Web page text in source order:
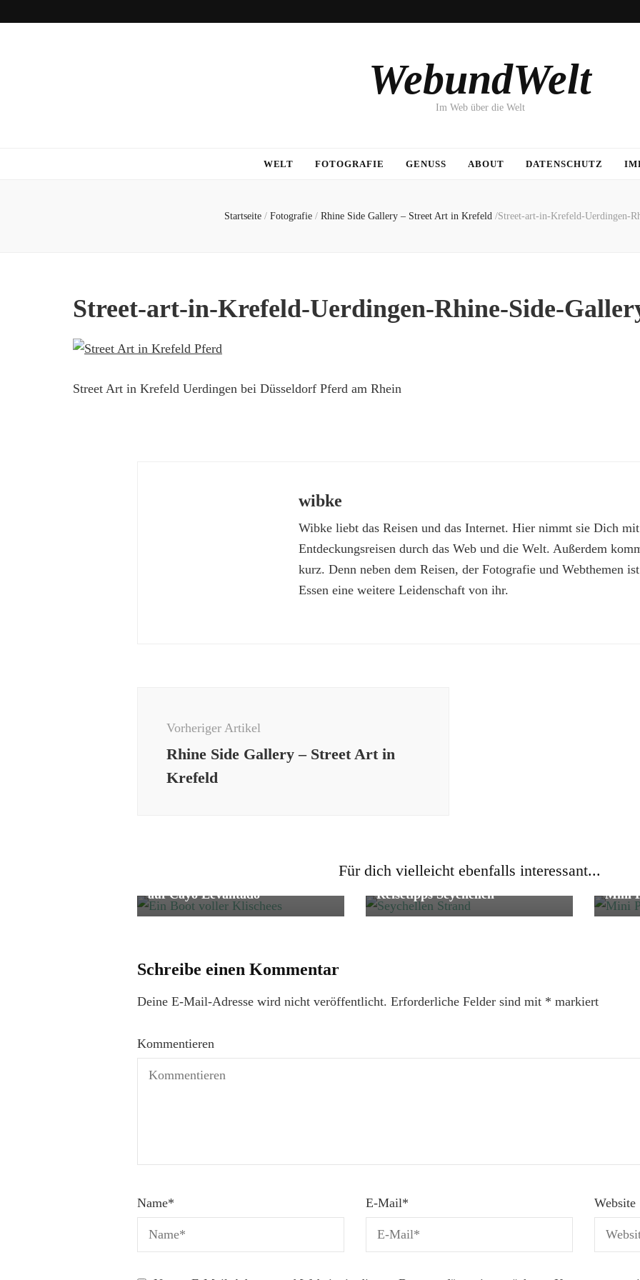
WebundWelt
Im Web über die Welt
WELT FOTOGRAFIE GENUSS ABOUT DATENSCHUTZ
Startseite / Fotografie / Rhine Side Gallery – Street Art in Krefeld /Street-art-in-Krefeld-Uerdingen-
Street-art-in-Krefeld-Uerdingen-Rhine-Side-
Street Art in Krefeld Uerdingen bei Düsseldorf Pferd am Rhein
wibke
Wibke liebt das Reisen und das Internet. Hier nimmt sie Dich
Entdeckungsreisen durch das Web und die Welt. Außerdem
kurz. Denn neben dem Reisen, der Fotografie und Webthemen
Essen eine weitere Leidenschaft von ihr.
Vorheriger Artikel
Rhine Side Gallery – Street Art in
Krefeld
Für dich vielleicht ebenfalls interessant...
auf Cayo Levantado
Fernreise Reise
Reisetipps Seychellen
Mini
Schreibe einen Kommentar
Deine E-Mail-Adresse wird nicht veröffentlicht. Erforderliche Felder sind mit * markiert
Kommentieren
Name* E-Mail* Website